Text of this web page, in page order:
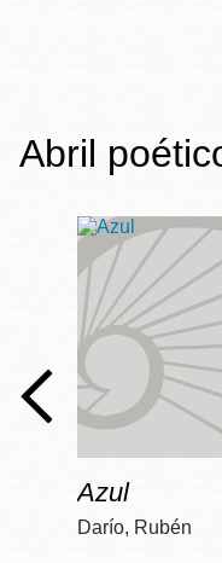
Abril
Azul
Darío, Rubén